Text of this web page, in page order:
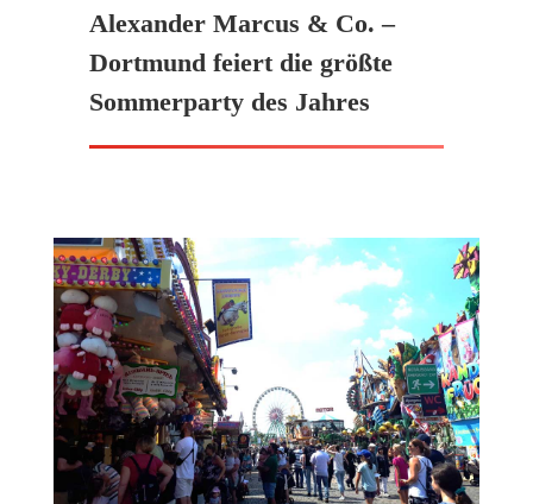
Alexander Marcus & Co. –
Dortmund feiert die größte
Sommerparty des Jahres